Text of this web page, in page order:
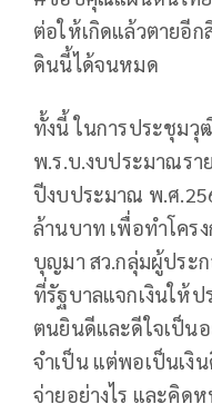
ต่อให้เกิดแล้วตายอี
ดินนี้ได้จนหมด
ทั้งนี้ ในการประชุมวุ
พ.ร.บ.งบประมาณรา
ปีงบประมาณ พ.ศ
ล้านบาท เพื่อทำโคร
บุญมา สว.กลุ่มผู้ประ
ที่รัฐบาลแจกเงินให้
ตนยินดีและดีใจเป็น
จำเป็น แต่พอเป็นเงิ
จ่ายอย่างไร และคิด